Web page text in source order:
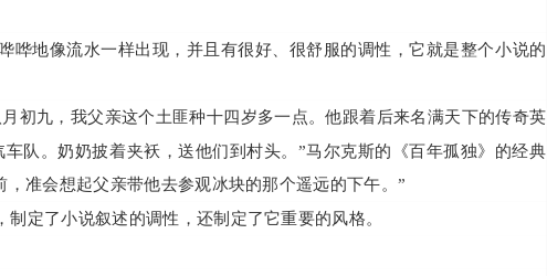
哗地像流水一样出现，并且有很好、很舒服的调性，它就是整个小说的
初九，我父亲这个土匪种十四岁多一点。他跟着后来名满天下的传奇英
队。奶奶披着夹袄，送他们到村头。”马尔克斯的《百年孤独》的经典
准会想起父亲带他去参观冰块的那个遥远的下午。”
定了小说叙述的调性，还制定了它重要的风格。